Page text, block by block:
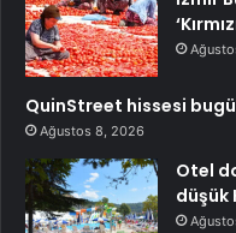
QuinStreet hissesi
Ağustos 8, 2026
Otel
düşük